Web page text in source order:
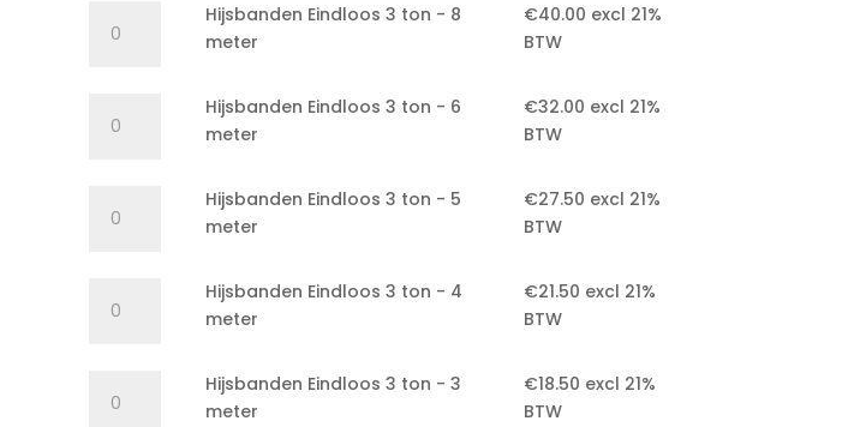
Eindloos
quantity
Hijsbanden Eindloos 3 ton - 8
meter
€40.00 excl 21%
BTW
Eindloos
quantity
Hijsbanden Eindloos 3 ton - 6
meter
€32.00 excl 21%
BTW
Eindloos
quantity
Hijsbanden Eindloos 3 ton - 5
meter
€27.50 excl 21%
BTW
Eindloos
Hijsbanden Eindloos 3 ton - 4
meter
€21.50 excl 21%
BTW
Eindloos
Hijsbanden Eindloos 3 ton - 3
meter
€18.50 excl 21%
BTW